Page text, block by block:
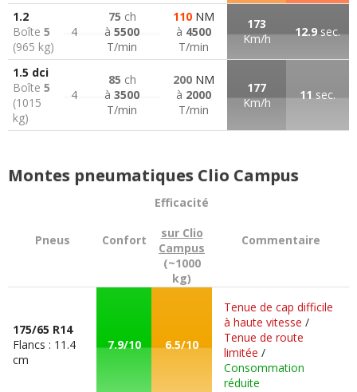
1.2
Boîte 5
(965 kg)
4
75 ch
à 5500
T/min
110 NM
à 4500
T/min
173
Km/h
12.9sec.
1.5 dci
Boîte 5
(1015
kg)
4
85 ch
à 3500
T/min
200 NM
à 2000
T/min
177
Km/h
11 sec.
Montes pneumatiques Clio Campus
Pneus Confort
Efficacité
sur Clio
Campus
(~1000
kg)
Commentaire
175/65 R14
Flancs : 11.4
cm
7.9/10 6.5/10
Tenue de cap difficile
à haute vitesse /
Tenue de route
limitée /
Consommation
réduite